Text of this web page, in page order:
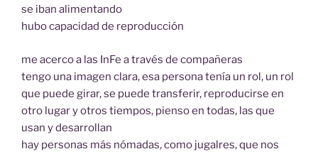
se iban alimentando
hubo capacidad de reproducción
me acerco a las InFe a través de compañeras
tengo una imagen clara, esa persona tenía un rol, un rol
que puede girar, se puede transferir, reproducirse en
otro lugar y otros tiempos, pienso en todas, las que
usan y desarrollan
hay personas más nómadas, como jugalres, que nos